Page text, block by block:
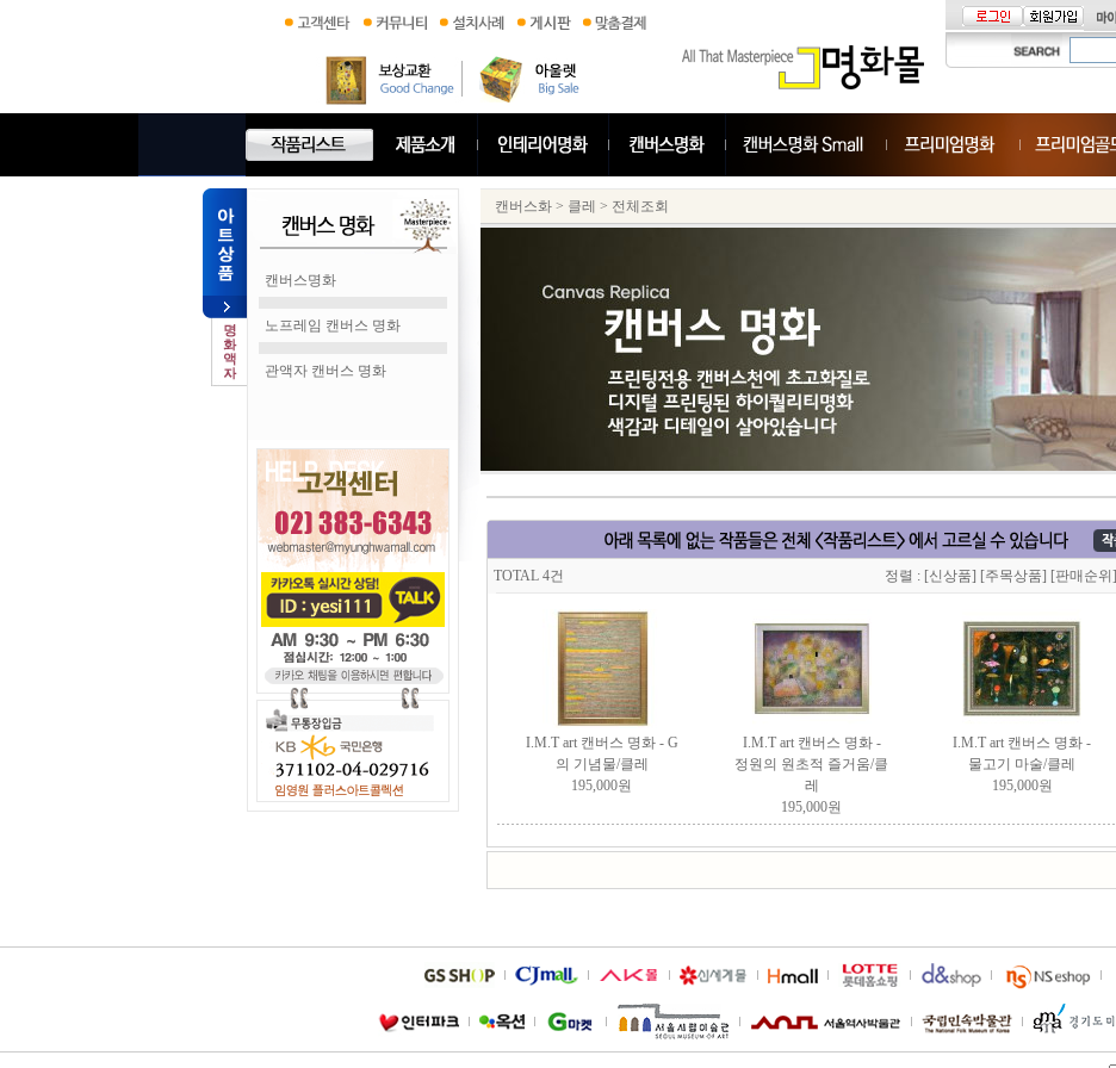
캔버스명화
노프레임 캔버스 명화
관액자 캔버스 명화
캔버스화 > 클레 > 전체조회
TOTAL 4건 정렬 : [신상품] [주목상품] [판매순위]
I.M.T art 캔버스 명화 - G
의 기념물/클레
195,000원
I.M.T art 캔버스 명화 -
정원의 원초적 즐거움/클
레
195,000원
I.M.T art 캔버스 명화 -
물고기 마술/클레
195,000원